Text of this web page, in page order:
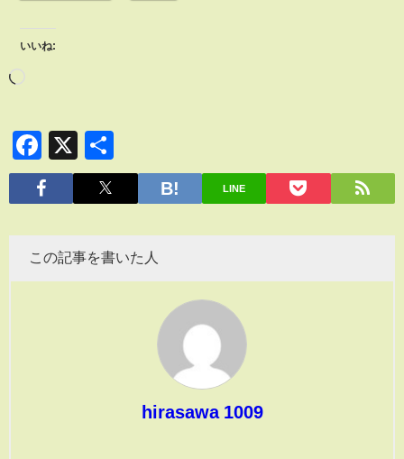
いいね:
Facebook
X
有
LINE
この記事を書いた人
hirasawa 1009